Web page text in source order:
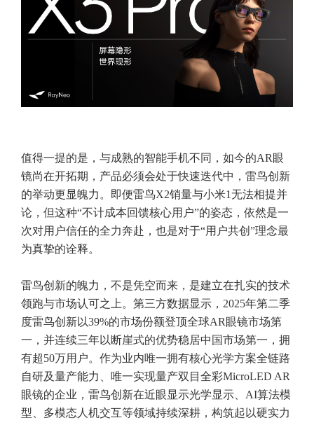
值得一提的是，与成熟的智能手机不同，如今的AR眼
镜尚在开拓期，产品必须会处于快速迭代中，雷鸟创新
的举动更显魄力。即便雷鸟X2销量与小米1无法相提并
论，但这种“不计成本回馈核心用户”的姿态，依然是一
次对用户信任的全力奔赴，也是对于“用户共创”理念最
为真挚的诠释。
雷鸟创新的魄力，不是凭空而来，是建立在扎实的技术
领跑与市场认可之上。第三方数据显示，2025年第二季
度雷鸟创新以39%的市场份额登顶全球AR眼镜市场第
一，并连续三年以断崖式的优势稳居中国市场第一，拥
有超50万用户。作为业内唯一拥有核心光学方案全链路
自研及量产能力、唯一实现量产双目全彩MicroLED AR
眼镜的企业，雷鸟创新在近眼显示光学显示、AI算法模
型、多模态人机交互等领域持续深耕，构筑起以硬实力